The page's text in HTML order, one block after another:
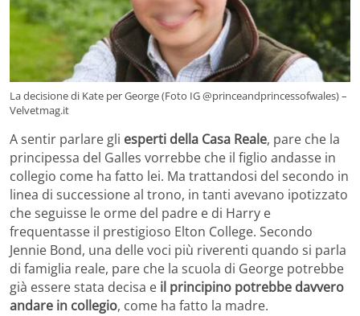
La decisione di Kate per George (Foto IG @princeandprincessofwales) –
Velvetmag.it
A sentir parlare gli esperti della Casa Reale, pare che la
principessa del Galles vorrebbe che il figlio andasse in
collegio come ha fatto lei. Ma trattandosi del secondo in
linea di successione al trono, in tanti avevano ipotizzato
che seguisse le orme del padre e di Harry e
frequentasse il prestigioso Elton College. Secondo
Jennie Bond, una delle voci più riverenti quando si parla
di famiglia reale, pare che la scuola di George potrebbe
già essere stata decisa e il principino potrebbe davvero
andare in collegio, come ha fatto la madre.